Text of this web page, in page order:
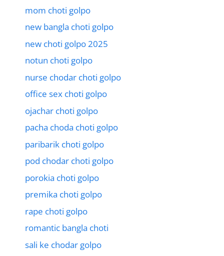
mom choti golpo
new bangla choti golpo
new choti golpo 2025
notun choti golpo
nurse chodar choti golpo
office sex choti golpo
ojachar choti golpo
pacha choda choti golpo
paribarik choti golpo
pod chodar choti golpo
porokia choti golpo
premika choti golpo
rape choti golpo
romantic bangla choti
sali ke chodar golpo